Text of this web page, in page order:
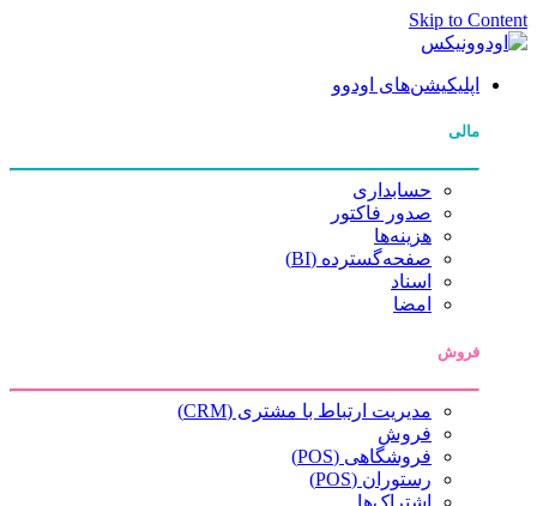
Skip to Content
اپلیکیشن‌های اودوو
مالی
حسابداری
صدور فاکتور
هزینه‌ها
صفحه‌گسترده (BI)
اسناد
امضا
فروش
مدیریت ارتباط با مشتری (CRM)
فروش
فروشگاهی (POS)
رستوران (POS)
اشتراک‌ها